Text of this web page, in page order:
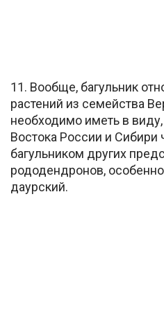
11. Вообще, багульник
растений из семейства
необходимо иметь в
Востока России и Сибири
багульником других
рододендронов,
даурский.